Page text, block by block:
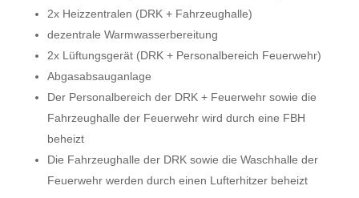
2x Heizzentralen (DRK + Fahrzeughalle)
dezentrale Warmwasserbereitung
2x Lüftungsgerät (DRK + Personalbereich Feuerwehr)
Abgasabsauganlage
Der Personalbereich der DRK + Feuerwehr sowie die
Fahrzeughalle der Feuerwehr wird durch eine FBH
beheizt
Die Fahrzeughalle der DRK sowie die Waschhalle der
Feuerwehr werden durch einen Lufterhitzer beheizt